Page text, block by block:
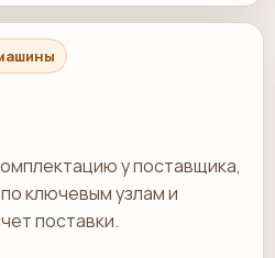
у поставщика,
ключевым узлам и
поставки.